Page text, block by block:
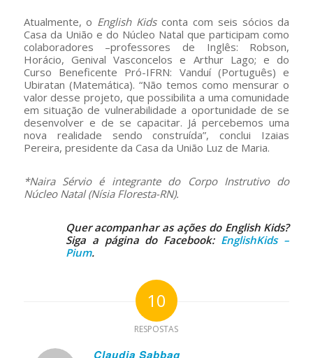
Atualmente, o English Kidsconta com seis sócios da
Casa da União e do Núcleo Natal que participam como
colaboradores –professores de Inglês: Robson,
Horácio, Genival Vasconcelos e Arthur Lago; e do
Curso Beneficente Pró-IFRN: Vanduí (Português) e
Ubiratan (Matemática). “Não temos como mensurar o
valor desse projeto, que possibilita a uma comunidade
em situação de vulnerabilidade a oportunidade de se
desenvolver e de se capacitar. Já percebemos uma
nova realidade sendo construída”, conclui Izaias
Pereira, presidente da Casa da União Luz de Maria.
*Naira Sérvio é integrante do Corpo Instrutivo do
Núcleo Natal (Nísia Floresta-RN).
Quer acompanhar as ações do English Kids?
Siga a página do Facebook: EnglishKids –
Pium.
10
RESPOSTAS
Claudia Sabbag